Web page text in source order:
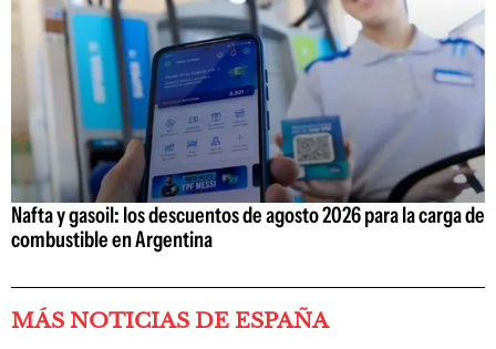
Nafta y gasoil: los descuentos de agosto 2026 para la carga de
combustible en Argentina
MÁS NOTICIAS DE ESPAÑA